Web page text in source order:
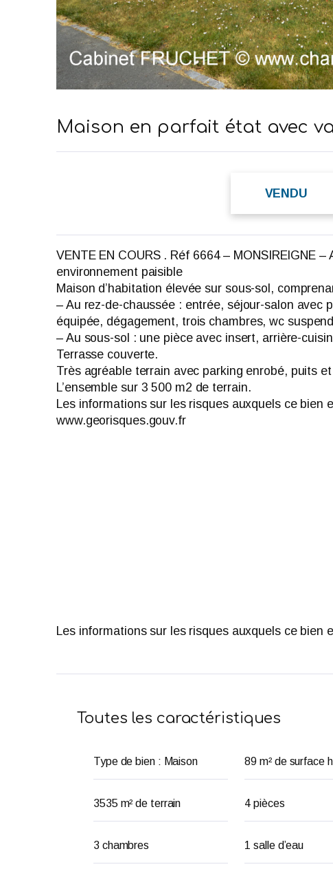
Maison en parfait état avec
VENDU
VENTE EN COURS . Réf 6664 – MONSIREIGNE
environnement paisible
Maison d’habitation élevée sur sous-sol,
– Au rez-de-chaussée : entrée, séjour-salon avec
équipée, dégagement, trois chambres, wc
– Au sous-sol : une pièce avec insert, arrière-
Terrasse couverte.
Très agréable terrain avec parking enrobé, puits
L’ensemble sur 3 500 m2 de terrain.
Les informations sur les risques auxquels ce
www.georisques.gouv.fr
Les informations sur les risques auxquels ce
Toutes les caractéristiques
Type de bien : Maison 89 m² de surface
3535 m² de terrain 4 pièces
3 chambres 1 salle d’eau